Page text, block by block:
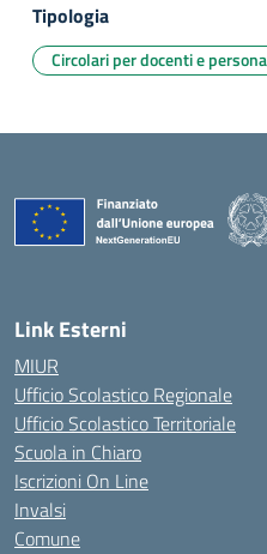
Tipologia
Circolari per docenti e
Link Esterni
MIUR
Ufficio Scolastico Regionale
Ufficio Scolastico Territoriale
Scuola in Chiaro
Iscrizioni On Line
Invalsi
Comune